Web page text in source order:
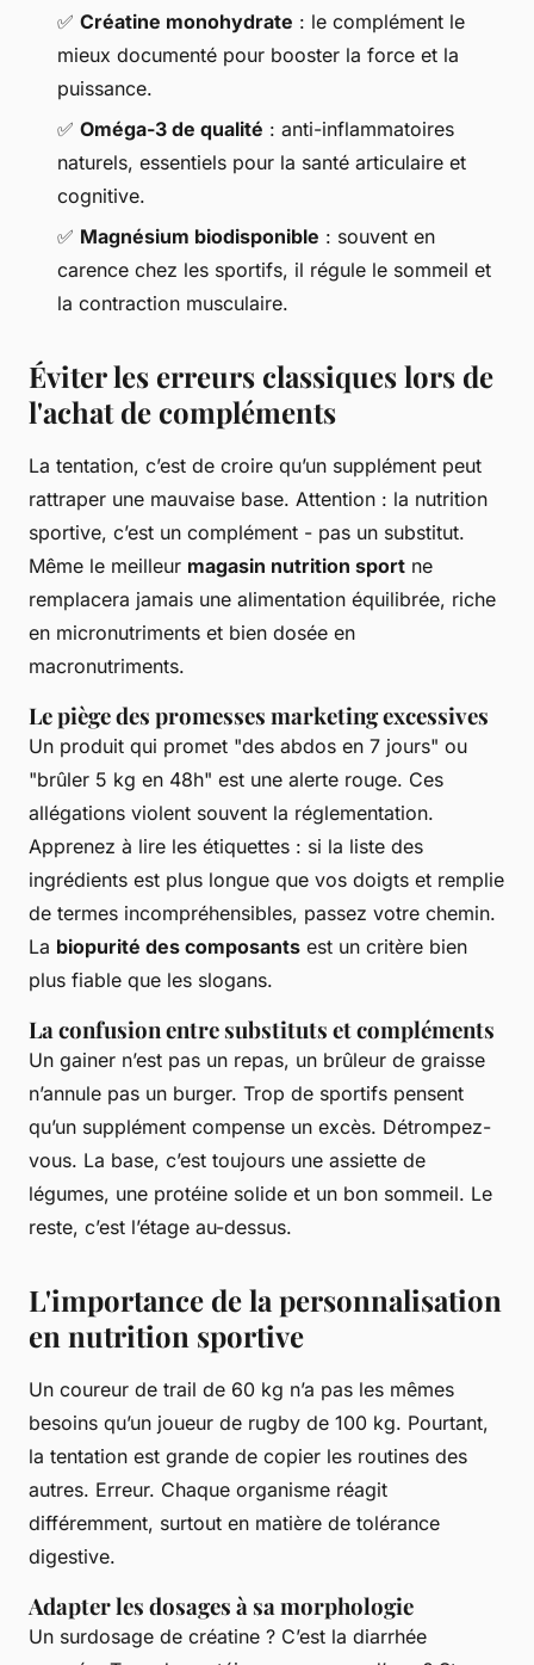
✅ Créatine monohydrate : le complément le
mieux documenté pour booster la force et la
puissance.
✅ Oméga-3 de qualité : anti-inflammatoires
naturels, essentiels pour la santé articulaire et
cognitive.
✅ Magnésium biodisponible : souvent en
carence chez les sportifs, il régule le sommeil et
la contraction musculaire.
Éviter les erreurs classiques lors de
l'achat de compléments
La tentation, c’est de croire qu’un supplément peut
rattraper une mauvaise base. Attention : la nutrition
sportive, c’est un complément - pas un substitut.
Même le meilleur magasin nutrition sport ne
remplacera jamais une alimentation équilibrée, riche
en micronutriments et bien dosée en
macronutriments.
Le piège des promesses marketing excessives
Un produit qui promet "des abdos en 7 jours" ou
"brûler 5 kg en 48h" est une alerte rouge. Ces
allégations violent souvent la réglementation.
Apprenez à lire les étiquettes : si la liste des
ingrédients est plus longue que vos doigts et remplie
de termes incompréhensibles, passez votre chemin.
La biopurité des composants est un critère bien
plus fiable que les slogans.
La confusion entre substituts et compléments
Un gainer n’est pas un repas, un brûleur de graisse
n’annule pas un burger. Trop de sportifs pensent
qu’un supplément compense un excès. Détrompez-
vous. La base, c’est toujours une assiette de
légumes, une protéine solide et un bon sommeil. Le
reste, c’est l’étage au-dessus.
L'importance de la personnalisation
en nutrition sportive
Un coureur de trail de 60 kg n’a pas les mêmes
besoins qu’un joueur de rugby de 100 kg. Pourtant,
la tentation est grande de copier les routines des
autres. Erreur. Chaque organisme réagit
différemment, surtout en matière de tolérance
digestive.
Adapter les dosages à sa morphologie
Un surdosage de créatine ? C’est la diarrhée